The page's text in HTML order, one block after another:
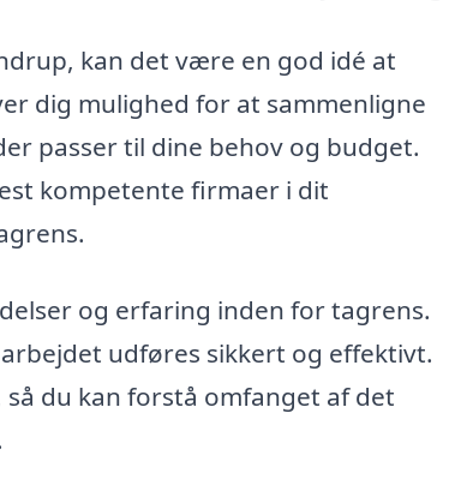
kan det være en god idé at
dig mulighed for at sammenligne
passer til dine behov og budget.
kompetente firmaer i dit
og erfaring inden for tagrens.
udføres sikkert og effektivt.
du kan forstå omfanget af det